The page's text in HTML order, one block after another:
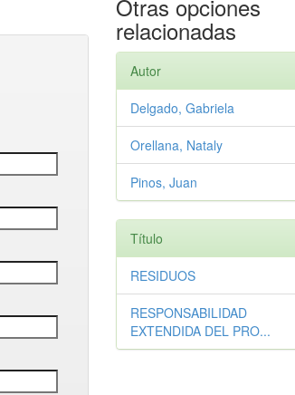
Otras opciones
relacionadas
Autor
Delgado, Gabriela
Orellana, Nataly
Pinos, Juan
Título
RESIDUOS
RESPONSABILIDAD
EXTENDIDA DEL PRO...